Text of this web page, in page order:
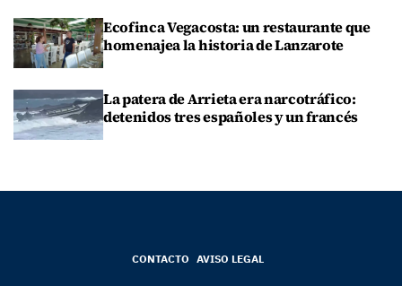
Ecofinca Vegacosta: un restaurante que
homenajea la historia de Lanzarote
La patera de Arrieta era narcotráfico:
detenidos tres españoles y un francés
CONTACTO AVISO LEGAL